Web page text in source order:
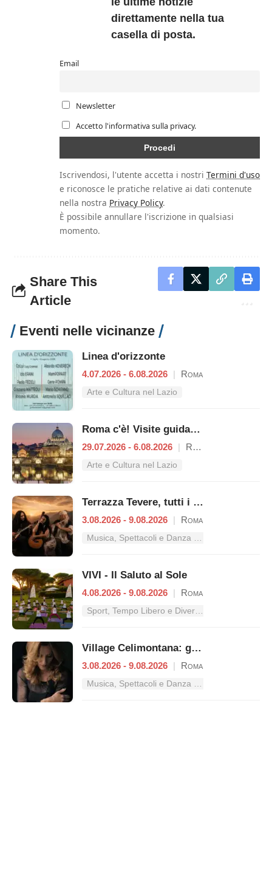
direttamente nella tua
casella di posta.
Email
Newsletter
Accetto l'informativa sulla privacy.
Iscrivendosi, l'utente accetta i nostri Termini d'uso
e riconosce le pratiche relative ai dati contenute
nella nostra Privacy Policy.
È possibile annullare l'iscrizione in qualsiasi
momento.
Share This
Article
Eventi nelle vicinanze
Linea d'orizzonte
4.07.2026 - 6.08.2026 | Roma
Arte e Cultura nel Lazio
Roma c'è! Visite guidate (anche per bambini) dal 29 luglio al 6 agosto 2026
29.07.2026 - 6.08.2026 | Roma
Arte e Cultura nel Lazio
Terrazza Tevere, tutti i concerti dal 3 al 9 agosto
3.08.2026 - 9.08.2026 | Roma
VIVI - Il Saluto al Sole
4.08.2026 - 9.08.2026 | Roma
Village Celimontana: gli appuntamenti dal 3 al 9 agosto
3.08.2026 - 9.08.2026 | Roma